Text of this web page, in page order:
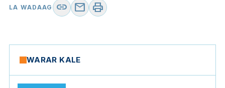
LA WADAAG link mail print
WARAR KALE